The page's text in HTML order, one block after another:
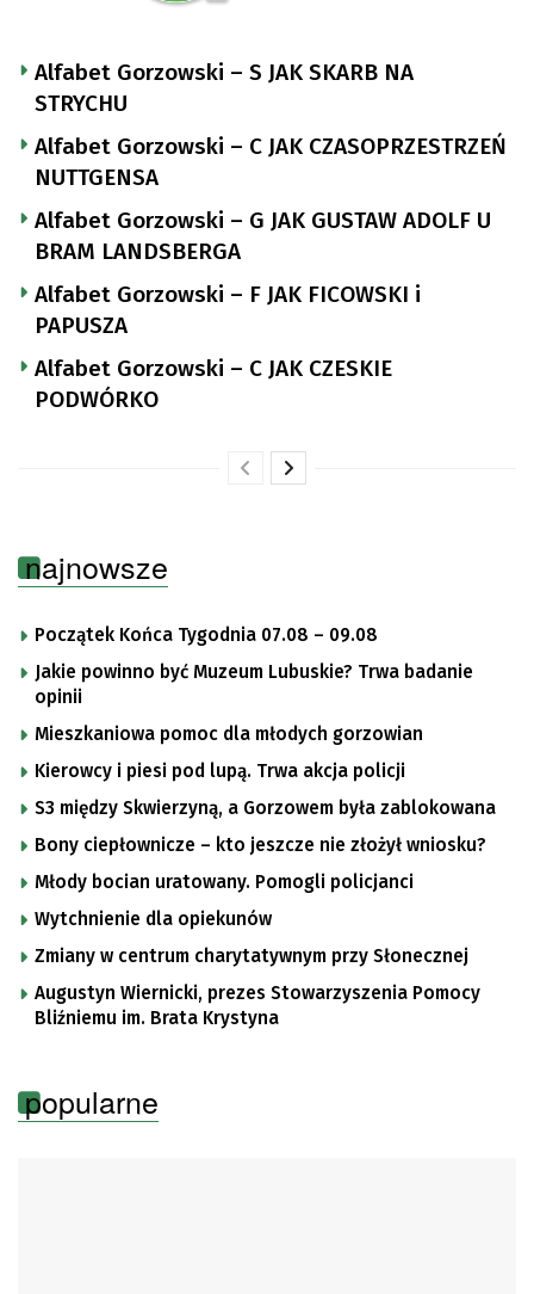
Alfabet Gorzowski – S JAK SKARB NA
STRYCHU
Alfabet Gorzowski – C JAK CZASOPRZESTRZEŃ
NUTTGENSA
Alfabet Gorzowski – G JAK GUSTAW ADOLF U
BRAM LANDSBERGA
Alfabet Gorzowski – F JAK FICOWSKI i
PAPUSZA
Alfabet Gorzowski – C JAK CZESKIE
PODWÓRKO
najnowsze
Początek Końca Tygodnia 07.08 – 09.08
Jakie powinno być Muzeum Lubuskie? Trwa badanie
opinii
Mieszkaniowa pomoc dla młodych gorzowian
Kierowcy i piesi pod lupą. Trwa akcja policji
S3 między Skwierzyną, a Gorzowem była zablokowana
Bony ciepłownicze – kto jeszcze nie złożył wniosku?
Młody bocian uratowany. Pomogli policjanci
Wytchnienie dla opiekunów
Zmiany w centrum charytatywnym przy Słonecznej
Augustyn Wiernicki, prezes Stowarzyszenia Pomocy
Bliźniemu im. Brata Krystyna
popularne